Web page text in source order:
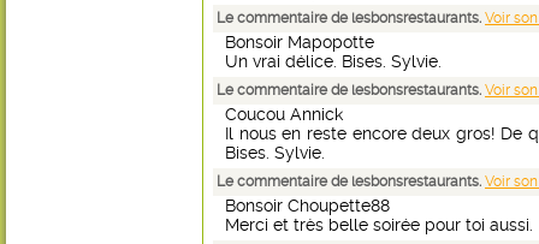
Le commentaire de lesbonsrestaurants. Voir
Bonsoir Mapopotte
Un vrai délice. Bises. Sylvie.
Le commentaire de lesbonsrestaurants. Voir
Coucou Annick
Il nous en reste encore deux gros! De
Bises. Sylvie.
Le commentaire de lesbonsrestaurants. Voir
Bonsoir Choupette88
Merci et très belle soirée pour toi aussi.